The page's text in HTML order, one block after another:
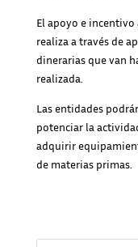
El apoyo e
realiza a través de
dinerarias que van
realizada.
Las entidades
potenciar la
adquirir
de materias primas.